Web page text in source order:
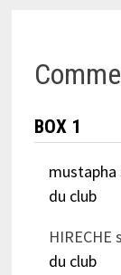
BOX 1
mustapha
du club
HIRECHE
du club